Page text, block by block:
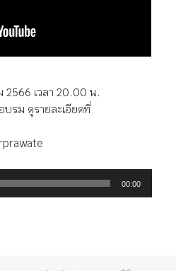
2566 เวลา 20.00 น.
บรม ดูรายละเอียดที่
00:00